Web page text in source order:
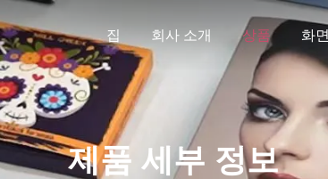
집 회사 소개 상품 화면
제품 세부 정보